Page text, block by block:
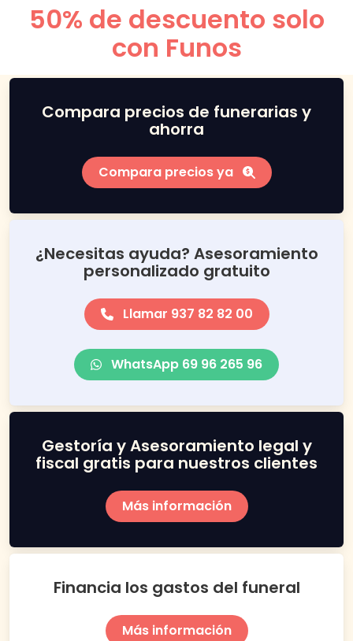
50% de descuento solo
con Funos
Compara precios de funerarias y
ahorra
Compara precios ya
¿Necesitas ayuda? Asesoramiento
personalizado gratuito
Llamar 937 82 82 00
WhatsApp 69 96 265 96
Gestoría y Asesoramiento legal y
fiscal gratis para nuestros clientes
Más información
Financia los gastos del funeral
Más información